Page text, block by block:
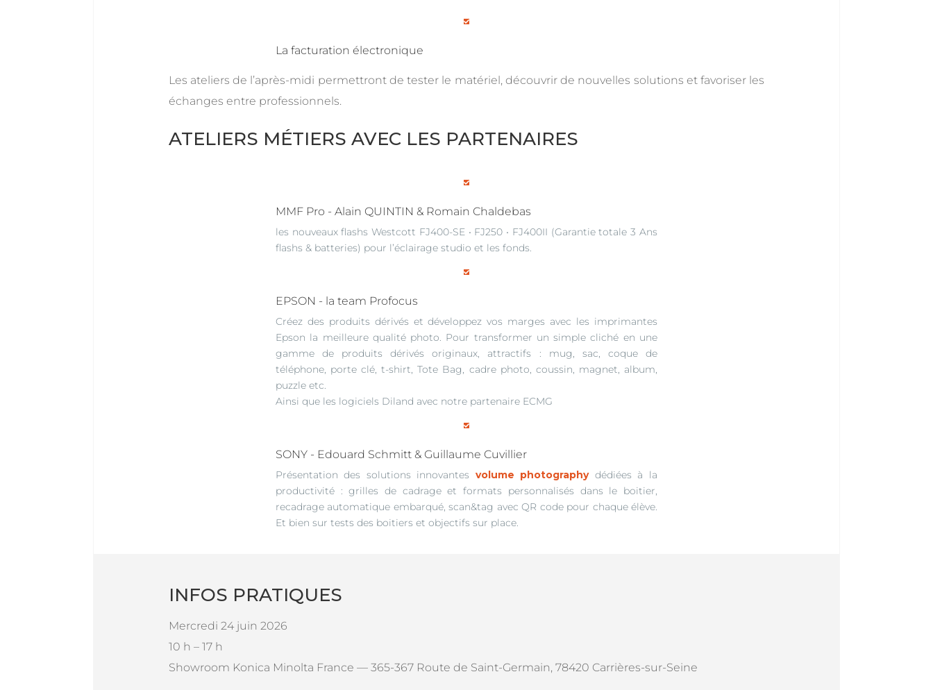

La facturation électronique
Les ateliers de l’après-midi permettront de tester le matériel, découvrir de nouvelles solutions et favoriser les
échanges entre professionnels.
ATELIERS MÉTIERS AVEC LES PARTENAIRES

MMF Pro - Alain QUINTIN & Romain Chaldebas
les nouveaux flashs Westcott FJ400-SE • FJ250 • FJ400II (Garantie totale 3 Ans
flashs & batteries) pour l’éclairage studio et les fonds.

EPSON - la team Profocus
Créez des produits dérivés et développez vos marges avec les imprimantes
Epson la meilleure qualité photo. Pour transformer un simple cliché en une
gamme de produits dérivés originaux, attractifs : mug, sac, coque de
téléphone, porte clé, t-shirt, Tote Bag, cadre photo, coussin, magnet, album,
puzzle etc.
Ainsi que les logiciels Diland avec notre partenaire ECMG

SONY - Edouard Schmitt & Guillaume Cuvillier
Présentation des solutions innovantes volume photography dédiées à la
productivité : grilles de cadrage et formats personnalisés dans le boitier,
recadrage automatique embarqué, scan&tag avec QR code pour chaque élève.
Et bien sur tests des boitiers et objectifs sur place.
INFOS PRATIQUES
Mercredi 24 juin 2026
10 h – 17 h
Showroom Konica Minolta France — 365-367 Route de Saint-Germain, 78420 Carrières-sur-Seine